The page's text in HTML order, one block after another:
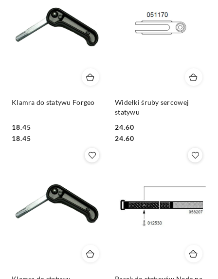
Klamra do statywu Forgeo
Cena:
18.45
Cena:
18.45
Widełki śruby sercowej
statywu
Cena:
24.60
Cena:
24.60